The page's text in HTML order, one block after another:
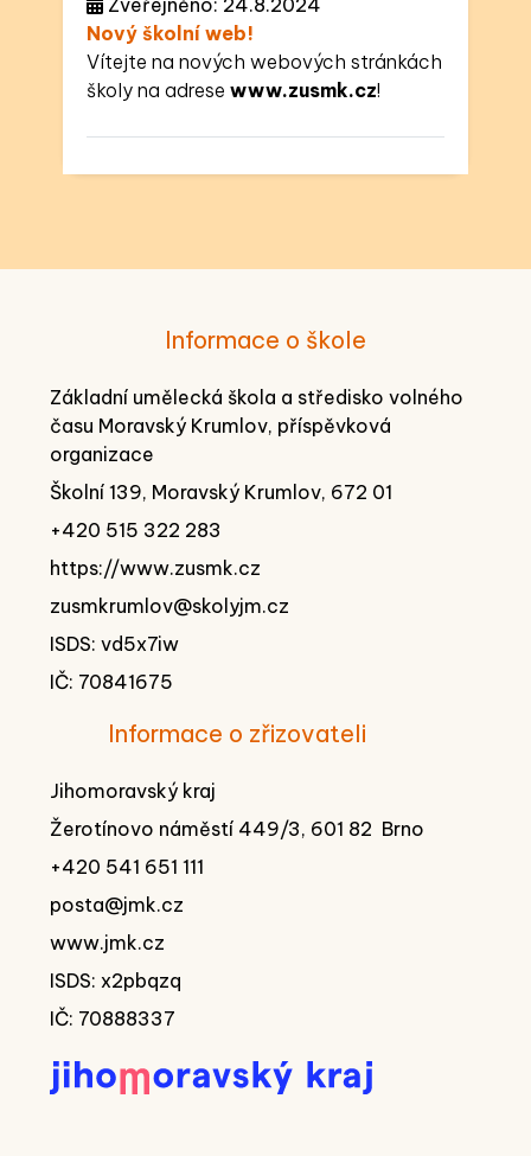
Nový školní web!
Vítejte na nových webových stránkách
školy na adresewww.zusmk.cz!
Informace o škole
Základní umělecká škola a středisko volného
času Moravský Krumlov, příspěvková
organizace
Školní 139, Moravský Krumlov, 672 01
+420 515 322 283
https://www.zusmk.cz
zusmkrumlov@skolyjm.cz
ISDS: vd5x7iw
IČ: 70841675
Informace o zřizovateli
Jihomoravský kraj
Žerotínovo náměstí 449/3, 601 82 Brno
+420 541 651 111
posta@jmk.cz
www.jmk.cz
ISDS: x2pbqzq
IČ: 70888337